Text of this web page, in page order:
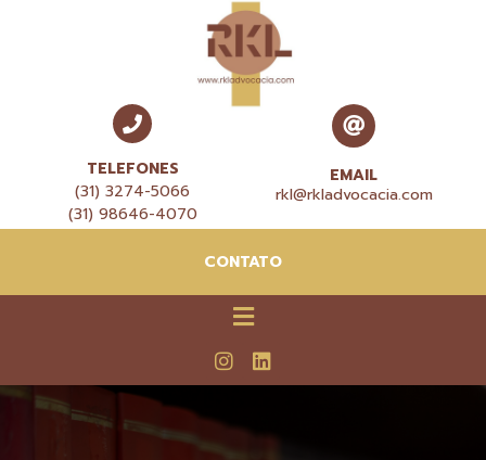
TELEFONES
(31) 3274-5066
(31) 98646-4070
EMAIL
rkl@rkladvocacia.com
CONTATO